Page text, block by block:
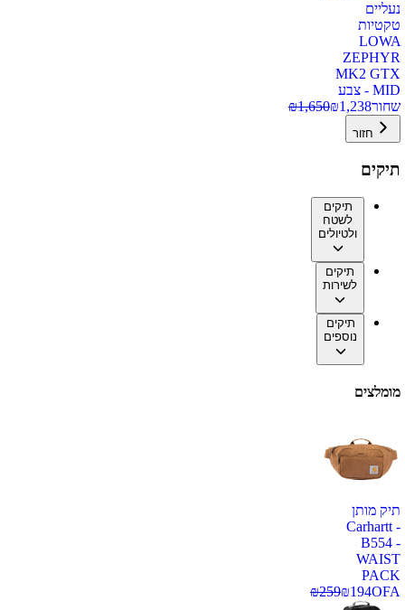
נעליים
טקטיות
LOWA
ZEPHYR
MK2 GTX
MID - צבע
שחור
₪1,238
₪1,650
חזור
תיקים
תיקים
לשטח
ולטיולים
תיקים
לשירות
תיקים
נוספים
מומלצים
תיק מותן
Carhartt -
B554 -
WAIST
PACK
OFA
₪194
₪259